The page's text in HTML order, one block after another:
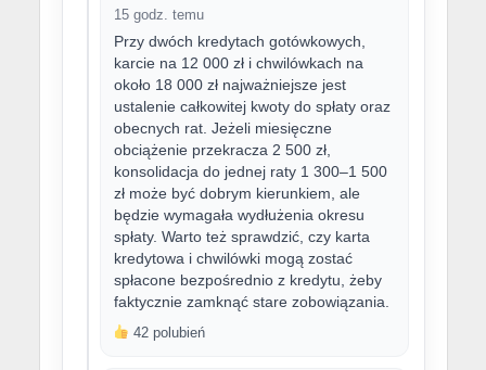
15 godz. temu
Przy dwóch kredytach gotówkowych,
karcie na 12 000 zł i chwilówkach na
około 18 000 zł najważniejsze jest
ustalenie całkowitej kwoty do spłaty oraz
obecnych rat. Jeżeli miesięczne
obciążenie przekracza 2 500 zł,
konsolidacja do jednej raty 1 300–1 500
zł może być dobrym kierunkiem, ale
będzie wymagała wydłużenia okresu
spłaty. Warto też sprawdzić, czy karta
kredytowa i chwilówki mogą zostać
spłacone bezpośrednio z kredytu, żeby
faktycznie zamknąć stare zobowiązania.
42 polubień